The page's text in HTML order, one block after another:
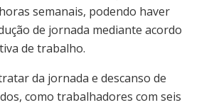
semanais, podendo haver
de jornada mediante acordo
de trabalho.
da jornada e descanso de
como trabalhadores com seis